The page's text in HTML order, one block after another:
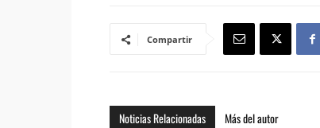
Compartir
Noticias Relacionadas Más del autor